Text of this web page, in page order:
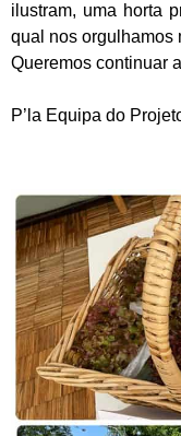
ilustram, uma horta
qual nos orgulhamos
Queremos continuar
P’la Equipa do